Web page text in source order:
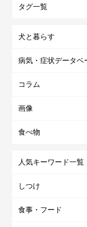
タグ一覧
犬と暮らす
病気・症状データベ
コラム
画像
食べ物
人気キーワード一覧
しつけ
食事・フード